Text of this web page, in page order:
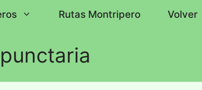
Rutas Montripero Volver